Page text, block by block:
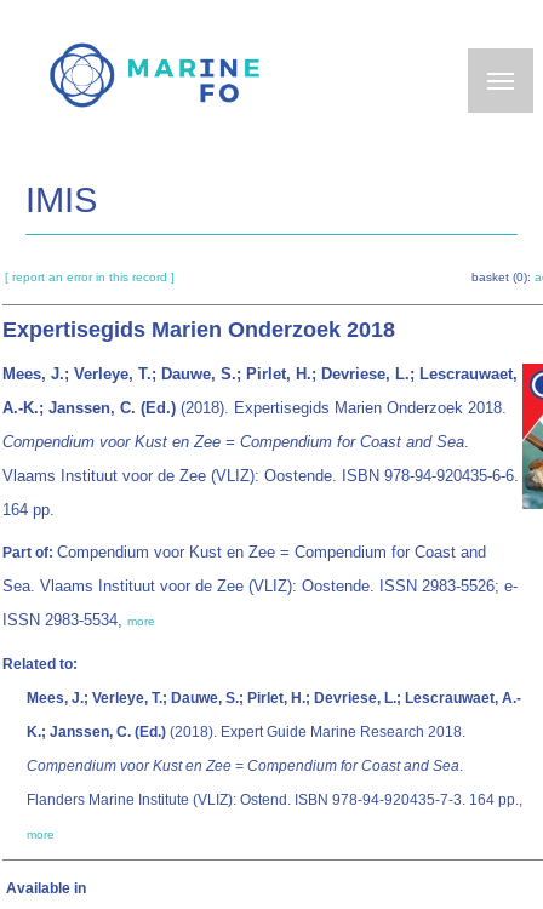
main
IMIS
[ report an error in this record ] basket (0):
Expertisegids Marien Onderzoek 2018
Mees, J.; Verleye, T.; Dauwe, S.; Pirlet, H.; Devriese, L.; Lescrauwaet,
A.-K.; Janssen, C. (Ed.) (2018). Expertisegids Marien Onderzoek 2018.
Compendium voor Kust en Zee = Compendium for Coast and Sea.
Vlaams Instituut voor de Zee (VLIZ): Oostende. ISBN 978-94-920435-6-6.
164 pp.
Part of: Compendium voor Kust en Zee = Compendium for Coast and
Sea. Vlaams Instituut voor de Zee (VLIZ): Oostende. ISSN 2983-5526; e-
ISSN 2983-5534, more
Related to:
Mees, J.; Verleye, T.; Dauwe, S.; Pirlet, H.; Devriese, L.; Lescrauwaet, A.-
K.; Janssen, C. (Ed.) (2018). Expert Guide Marine Research 2018.
Compendium voor Kust en Zee = Compendium for Coast and Sea.
Flanders Marine Institute (VLIZ): Ostend. ISBN 978-94-920435-7-3. 164 pp.,
more
Available in